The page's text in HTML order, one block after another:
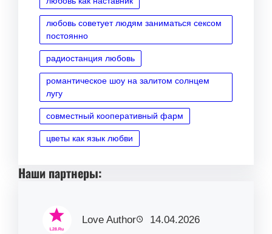
любовь советует людям заниматься сексом
постоянно
радиостанция любовь
романтическое шоу на залитом солнцем
лугу
совместный кооперативный фарм
цветы как язык любви
Наши партнеры:
Love Author
14.04.2026